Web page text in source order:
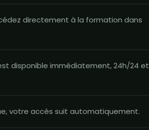
directement à la formation dans
disponible immédiatement, 24h/24 et
votre accès suit automatiquement.